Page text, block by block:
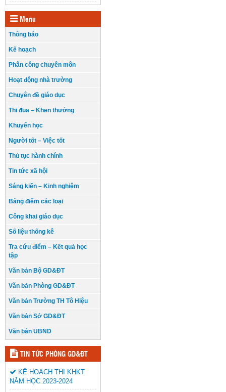
Menu
Thông báo
Kế hoạch
Phân công chuyên môn
Hoạt động nhà trường
Chuyên đề giáo dục
Thi đua – Khen thưởng
Khuyến học
Người tốt – Việc tốt
Thủ tục hành chính
Tin tức xã hội
Sáng kiến – Kinh nghiệm
Bảng điểm các loại
Công khai giáo dục
Số liệu thống kê
Tra cứu điểm – Kết quả học
tập
Văn bản Bộ GD&ĐT
Văn bản Phòng GD&ĐT
Văn bản Trường TH Tô Hiệu
Văn bản Sở GD&ĐT
Văn bản UBND
TIN TỨC PHÒNG GD&ĐT
KẾ HOẠCH THI KHKT
NĂM HỌC 2023-2024